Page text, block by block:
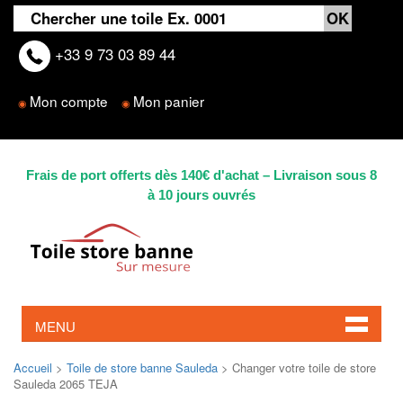
+33 9 73 03 89 44
◉ Mon compte ◉ Mon panier
Frais de port offerts dès 140€ d'achat – Livraison sous 8
à 10 jours ouvrés
MENU
Accueil > Toile de store banne Sauleda > Changer votre toile de store
Sauleda 2065 TEJA